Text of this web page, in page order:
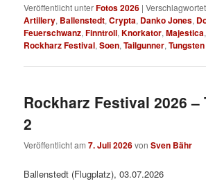
Veröffentlicht unterFotos 2026 |
Artillery, Ballenstedt,Crypta, Danko Jones,
Feuerschwanz,Finntroll,Knorkator,Majestica
Rockharz Festival,Soen,Tailgunner,Tungsten
Rockharz Festival 2026 –
2
Veröffentlicht am7. Juli 2026vonSven Bähr
Ballenstedt (Flugplatz), 03.07.2026